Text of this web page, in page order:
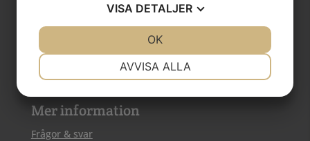
Mer information
Frågor & svar
VISA DETALJER
MARKNADSFÖRING
AVVISA ALLA
OK